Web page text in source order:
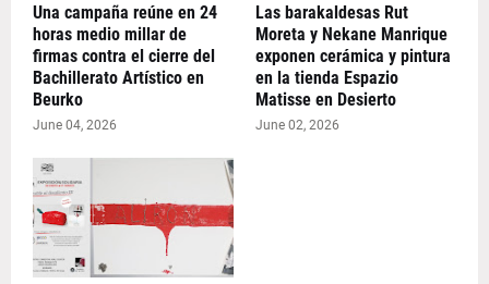
Una campaña reúne en 24
horas medio millar de
firmas contra el cierre del
Bachillerato Artístico en
Beurko
June 04, 2026
Las barakaldesas Rut
Moreta y Nekane Manrique
exponen cerámica y pintura
en la tienda Espazio
Matisse en Desierto
June 02, 2026